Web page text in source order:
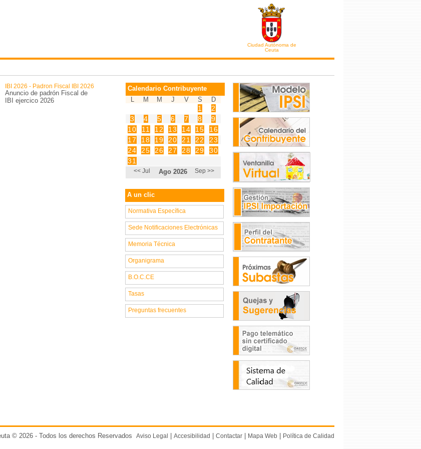
Ciudad Autónoma de
Ceuta
IBI 2026 - Padron Fiscal IBI 2026
Anuncio de padrón Fiscal de
IBI ejercico 2026
Calendario Contribuyente
L
M M J V S D
1
2
3
4 5 6 7 8
9
10
11 12 13 14 15
16
17
18 19 20 21 22
23
24
25 26 27 28 29
30
31
<< Jul Ago 2026 Sep >>
A un clic
Normativa Específica
Sede Notificaciones Electrónicas
Memoria Técnica
Organigrama
B.O.C.CE
Tasas
Preguntas frecuentes
© 2026 - Todos los derechos Reservados Aviso Legal Accesibilidad Contactar| Mapa Web| Política de Calidad